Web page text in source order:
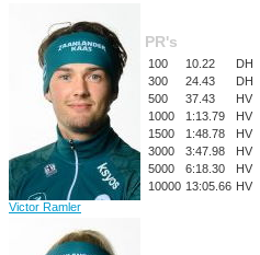
Victor Ramler
PR's
100 10.22
DH
300
24.43
DH
500
37.43
HV
1000
1:13.79
HV
1500
1:48.78
HV
3000
3:47.98
HV
5000
6:18.30
HV
10000 13:05.66 HV